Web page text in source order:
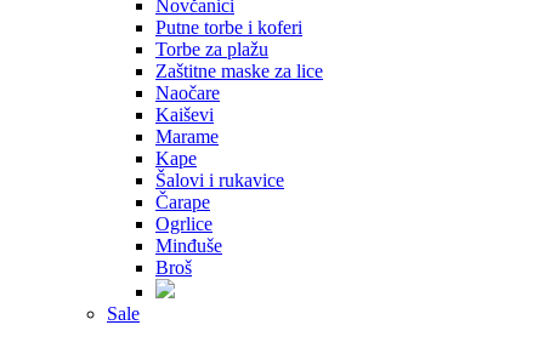
Novčanici
Putne torbe i koferi
Torbe za plažu
Zaštitne maske za lice
Naočare
Kaiševi
Marame
Kape
Šalovi i rukavice
Čarape
Ogrlice
Minđuše
Broš
Sale